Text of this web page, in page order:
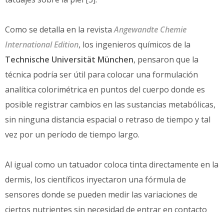
Como se detalla en la revistaAngewandte Chemie
International Edition, los ingenieros químicos de la
Technische Universität München, pensaron que la
técnica podría ser útil para colocar una formulación
analítica colorimétrica en puntos del cuerpo donde es
posible registrar cambios en las sustancias metabólicas,
sin ninguna distancia espacial o retraso de tiempo y tal
vez por un período de tiempo largo.
Al igual como un tatuador coloca tinta directamente en la
dermis, los científicos inyectaron una fórmula de
sensores donde se pueden medir las variaciones de
ciertos nutrientes sin necesidad de entrar en contacto